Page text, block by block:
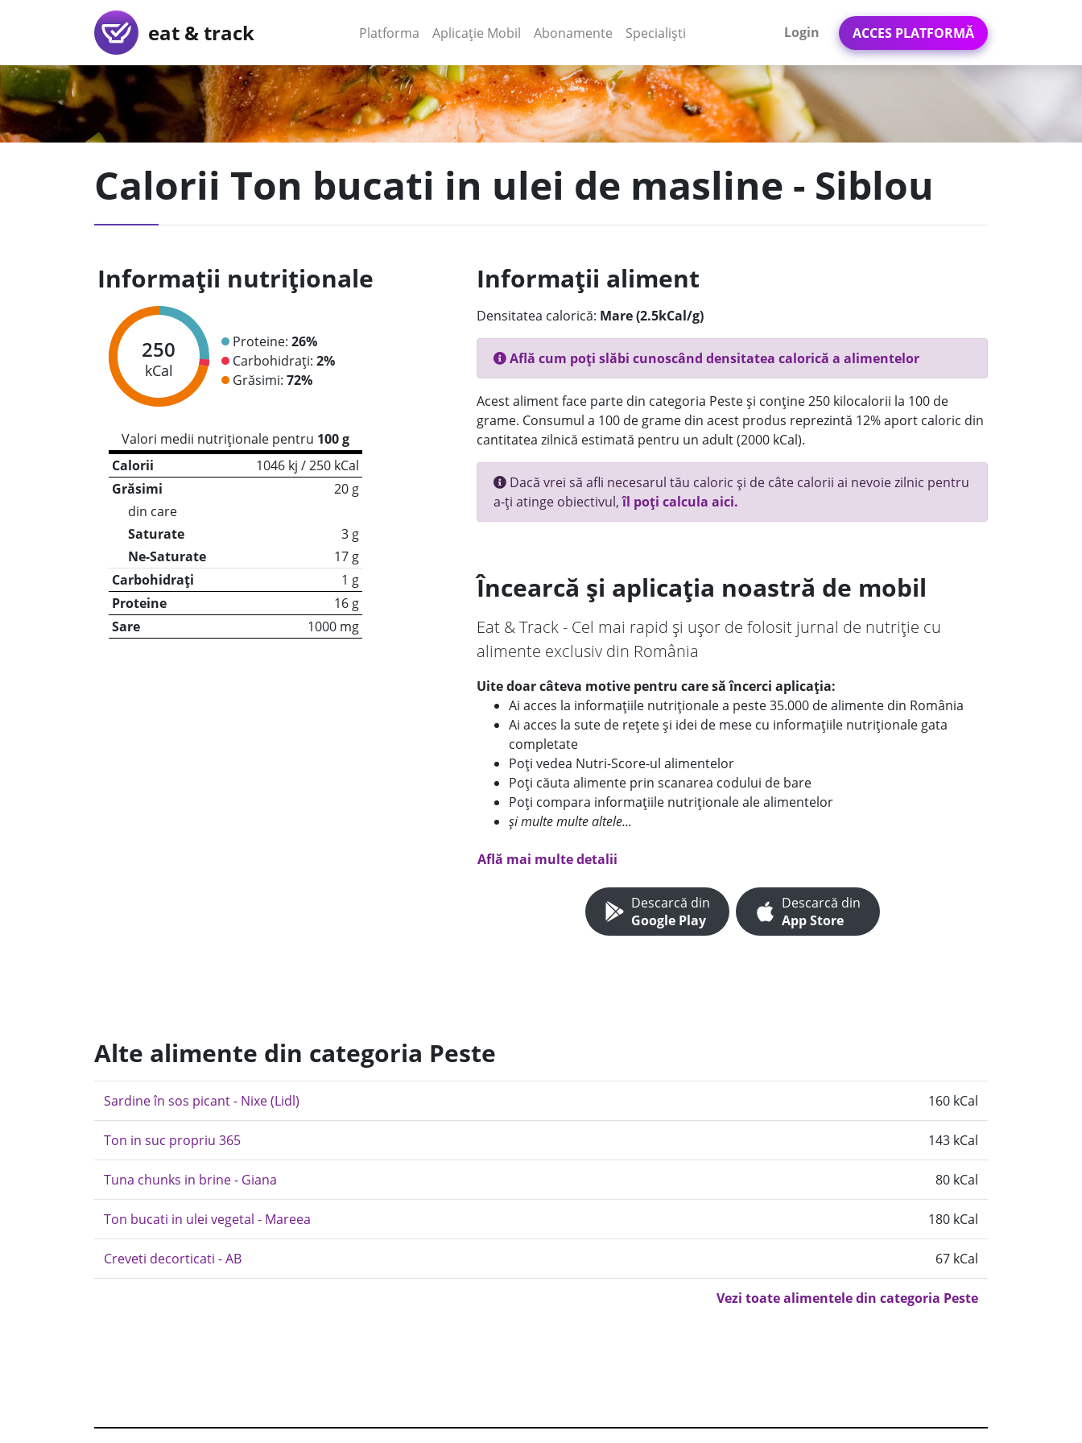
eat & track Platforma (current)
Aplicație Mobil (current)
Abonamente Specialiști Login ACCES PLATFORMĂ
Calorii Ton bucati in ulei de masline - Siblou
Informații nutriționale
250
kCal
Proteine: 26%
Carbohidrați: 2%
Grăsimi: 72%
Valori medii nutriționale pentru 100 g
Calorii
1046 kj / 250 kCal
Grăsimi
20 g
din care
Saturate
3 g
Ne-Saturate
17 g
Carbohidrați
1 g
Proteine
16 g
Sare
1000 mg
Informații aliment
Densitatea calorică: Mare (2.5kCal/g)
Află cum poți slăbi cunoscând densitatea calorică a alimentelor
Acest aliment face parte din categoria Peste și conține 250 kilocalorii la 100 de
grame. Consumul a 100 de grame din acest produs reprezintă 12% aport caloric din
cantitatea zilnică estimată pentru un adult (2000 kCal).
Dacă vrei să afli necesarul tău caloric și de câte calorii ai nevoie zilnic pentru
a-ți atinge obiectivul,îl poți calcula aici.
Încearcă și aplicația noastră de mobil
Eat & Track - Cel mai rapid și ușor de folosit jurnal de nutriție cu
alimente exclusiv din România
Uite doar câteva motive pentru care să încerci aplicația:
Ai acces la informațiile nutriționale a peste 35.000 de alimente din România
Ai acces la sute de rețete și idei de mese cu informațiile nutriționale gata
completate
Poți vedea Nutri-Score-ul alimentelor
Poți căuta alimente prin scanarea codului de bare
Poți compara informațiile nutriționale ale alimentelor
și multe multe altele...
Află mai multe detalii
Descarcă din
Google Play
Descarcă din
App Store
Alte alimente din categoria Peste
Sardine în sos picant - Nixe (Lidl) 160 kCal
Ton in suc propriu 365 143 kCal
Tuna chunks in brine - Giana 80 kCal
Ton bucati in ulei vegetal - Mareea 180 kCal
Creveti decorticati - AB 67 kCal
Vezi toate alimentele din categoria Peste